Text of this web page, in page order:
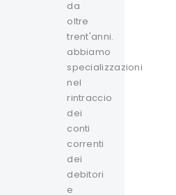
da
oltre
trent'anni.
abbiamo
specializzazioni
nel
rintraccio
dei
conti
correnti
dei
debitori
e